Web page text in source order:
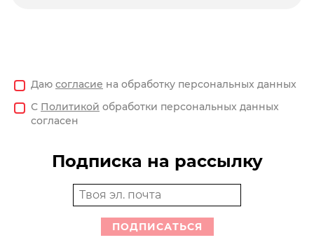
Даю согласие на обработку персональных данных
С Политикой обработки персональных данных
согласен
Подписка на рассылку
ПОДПИСАТЬСЯ